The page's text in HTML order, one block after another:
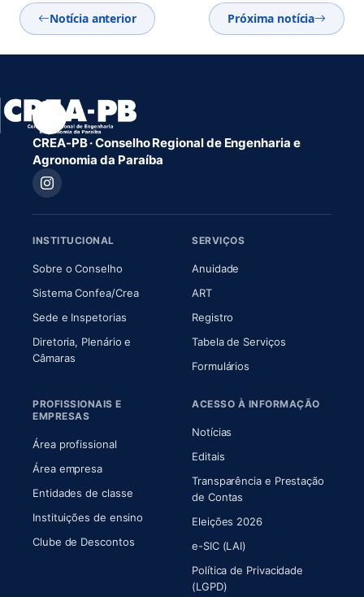
Notícia anterior Próxima notícia
CREA-PB · Conselho Regional de Engenharia e
Agronomia da Paraíba
INSTITUCIONAL
Sobre o Conselho(abre em nova aba)
Sistema Confea/Crea(abre em nova aba)
Sede e Inspetorias
Diretoria, Plenário e
Câmaras(abre em nova aba)
SERVIÇOS
Anuidade
ART(abre em nova aba)
Registro
Tabela de Serviços
Formulários
PROFISSIONAIS E
EMPRESAS
Área profissional
Área empresa
Entidades de classe
Instituições de ensino
Clube de Descontos
ACESSO À INFORMAÇÃO
Notícias
Editais
Transparência e Prestação
de Contas
Eleições 2026
e-SIC (LAI)
Política de Privacidade
(LGPD)